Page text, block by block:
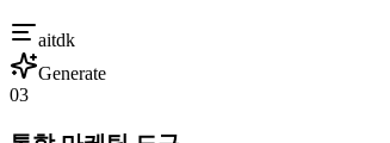
aitdk
Generate
03